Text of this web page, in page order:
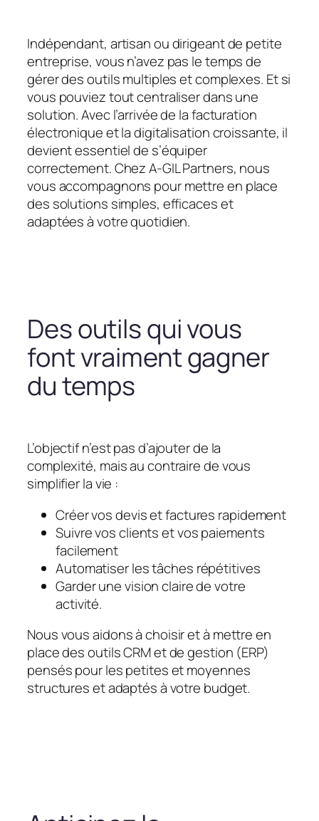
Indépendant, artisan ou dirigeant de petite
entreprise, vous n’avez pas le temps de
gérer des outils multiples et complexes. Et si
vous pouviez tout centraliser dans une
solution. Avec l’arrivée de la facturation
électronique et la digitalisation croissante, il
devient essentiel de s’équiper
correctement. Chez A-GIL Partners, nous
vous accompagnons pour mettre en place
des solutions simples, efficaces et
adaptées à votre quotidien.
Des outils qui vous
font vraiment gagner
du temps
L’objectif n’est pas d’ajouter de la
complexité, mais au contraire de vous
simplifier la vie :
Créer vos devis et factures rapidement
Suivre vos clients et vos paiements
facilement
Automatiser les tâches répétitives
Garder une vision claire de votre
activité.
Nous vous aidons à choisir et à mettre en
place des outils CRM et de gestion (ERP)
pensés pour les petites et moyennes
structures et adaptés à votre budget.